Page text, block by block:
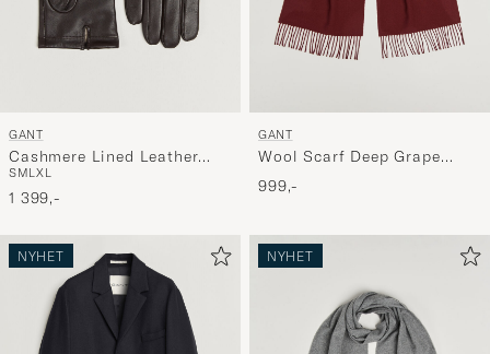
GANT
Cashmere Lined Leather
Glove Deep Brown
SMLXL
1 399,-
GANT
Wool Scarf Deep Grape
Wine
999,-
NYHET NYHET